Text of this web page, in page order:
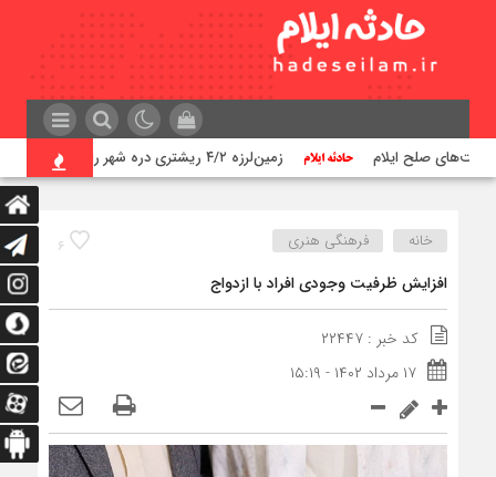
زمین‌لرزه ۴/۲ ریشتری دره شهر را لرزاند
۶ خانه فرهنگی هنری
افزایش ظرفیت وجودی افراد با ازدواج
کد خبر : ۲۲۴۴۷
۱۷ مرداد ۱۴۰۲ - ۱۵:۱۹